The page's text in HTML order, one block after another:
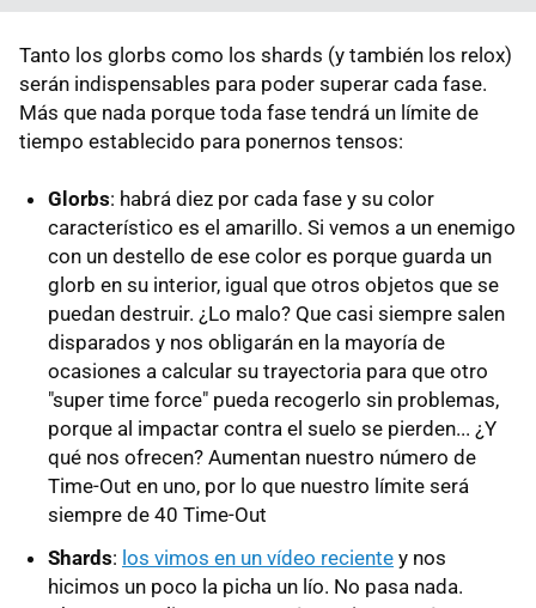
Tanto los glorbs como los shards (y también los relox)
serán indispensables para poder superar cada fase.
Más que nada porque toda fase tendrá un límite de
tiempo establecido para ponernos tensos:
Glorbs: habrá diez por cada fase y su color
característico es el amarillo. Si vemos a un enemigo
con un destello de ese color es porque guarda un
glorb en su interior, igual que otros objetos que se
puedan destruir. ¿Lo malo? Que casi siempre salen
disparados y nos obligarán en la mayoría de
ocasiones a calcular su trayectoria para que otro
"super time force" pueda recogerlo sin problemas,
porque al impactar contra el suelo se pierden... ¿Y
qué nos ofrecen? Aumentan nuestro número de
Time-Out en uno, por lo que nuestro límite será
siempre de 40 Time-Out
Shards: los vimos en un vídeo reciente y nos
hicimos un poco la picha un lío. No pasa nada.